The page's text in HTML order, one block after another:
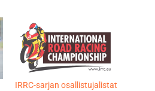
IRRC-sarjan osallistujalistat